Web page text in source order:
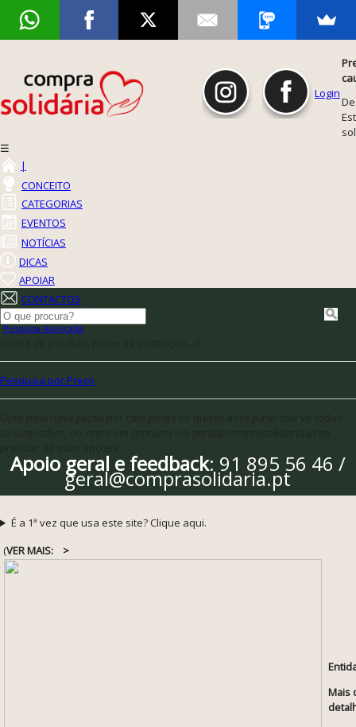
Login
☰
|
CONCEITO
CATEGORIAS
EVENTOS
NOTÍCIAS
DICAS
APOIAR
CONTACTOS
Pesquisa Avançada
Pesquisa por Preço
Apoio geral e feedback: 91 895 56 46 /
geral@comprasolidaria.pt
É a 1ª vez que usa este site? Clique aqui.
(VER MAIS: >
Mais